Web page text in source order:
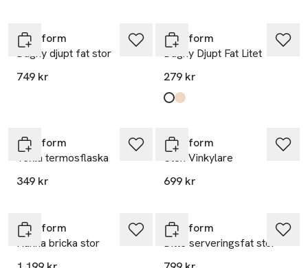
Sagaform
Dagny djupt fat stor
749 kr
Sagaform
Dagny Djupt Fat Litet
279 kr
Produkten finns i färgerna:
White
Beige
Sagaform
Tekla termosflaska
349 kr
Sagaform
Sten Vinkylare
699 kr
Sagaform
Hanna bricka stor
Sagaform
Ditte serveringsfat stor